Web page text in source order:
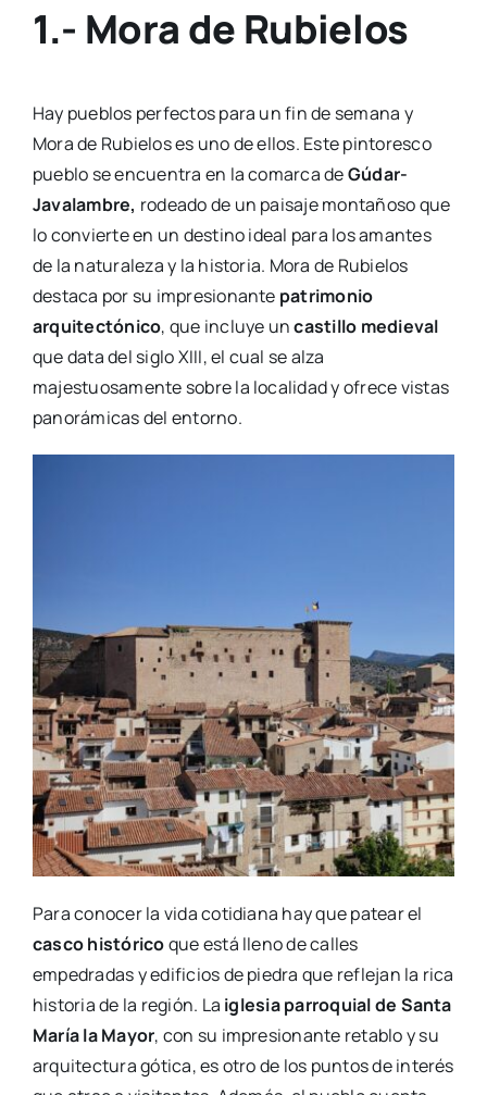
1.- Mora de Rubielos
Hay pueblos perfectos para un fin de semana y
Mora de Rubielos es uno de ellos. Este pintoresco
pueblo se encuentra en la comarca deGúdar-
Javalambre, rodeado de un paisaje montañoso que
lo convierte en un destino ideal para los amantes
de la naturaleza y la historia. Mora de Rubielos
destaca por su impresionante patrimonio
arquitectónico, que incluye uncastillo medieval
que data del siglo XIII, el cual se alza
majestuosamente sobre la localidad y ofrece vistas
panorámicas del entorno.
Para conocer la vida cotidiana hay que patear el
casco históricoque está lleno de calles
empedradas y edificios de piedra que reflejan la rica
historia de la región. La iglesia parroquial de Santa
María la Mayor, con su impresionante retablo y su
arquitectura gótica, es otro de los puntos de interés